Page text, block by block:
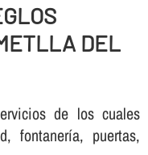
DEL
de los cuales
fontanería, puertas,